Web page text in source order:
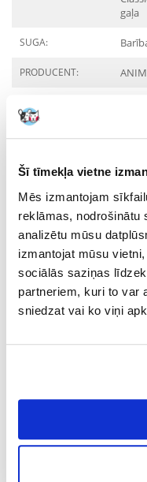
Šī tīmekļa vietne
Mēs izmantojam
reklāmas, nodrošinātu
analizētu mūsu
izmantojat mūsu
sociālās saziņas
partneriem, kuri to var
sniedzat vai ko viņi
gaļa
SUGA:
PRODUCENT:
Mērķis
KURAM
MĀJDZĪVNIEKA
VECUMS NO:
12
Sastāvdaļas
OLBALTUMVIELAS
(%):
11
OLBALTUMVIELU
ENERĢIJA (KCAL/KG):